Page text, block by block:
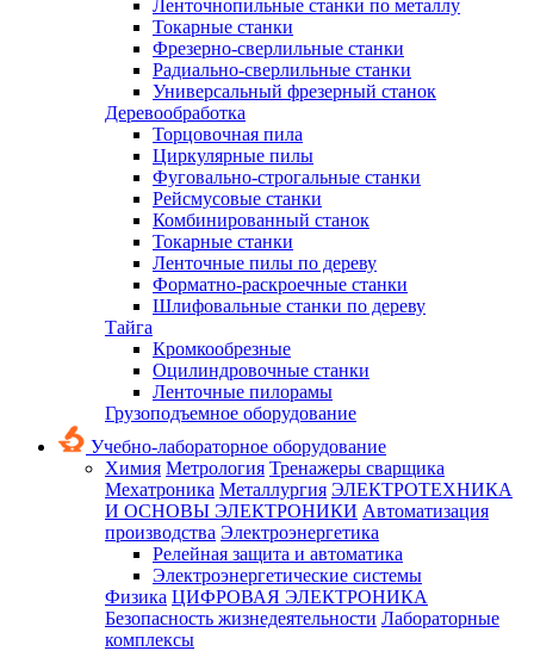
Ленточнопильные станки по металлу
Токарные станки
Фрезерно-сверлильные станки
Радиально-сверлильные станки
Универсальный фрезерный станок
Деревообработка
Торцовочная пила
Циркулярные пилы
Фуговально-строгальные станки
Рейсмусовые станки
Комбинированный станок
Токарные станки
Ленточные пилы по дереву
Форматно-раскроечные станки
Шлифовальные станки по дереву
Тайга
Кромкообрезные
Оцилиндровочные станки
Ленточные пилорамы
Грузоподъемное оборудование
Учебно-лабораторное оборудование
Химия Метрология Тренажеры сварщика
Мехатроника Металлургия ЭЛЕКТРОТЕХНИКА
И ОСНОВЫ ЭЛЕКТРОНИКИ Автоматизация
производства Электроэнергетика
Релейная защита и автоматика
Электроэнергетические системы
Физика ЦИФРОВАЯ ЭЛЕКТРОНИКА
Безопасность жизнедеятельности Лабораторные
комплексы